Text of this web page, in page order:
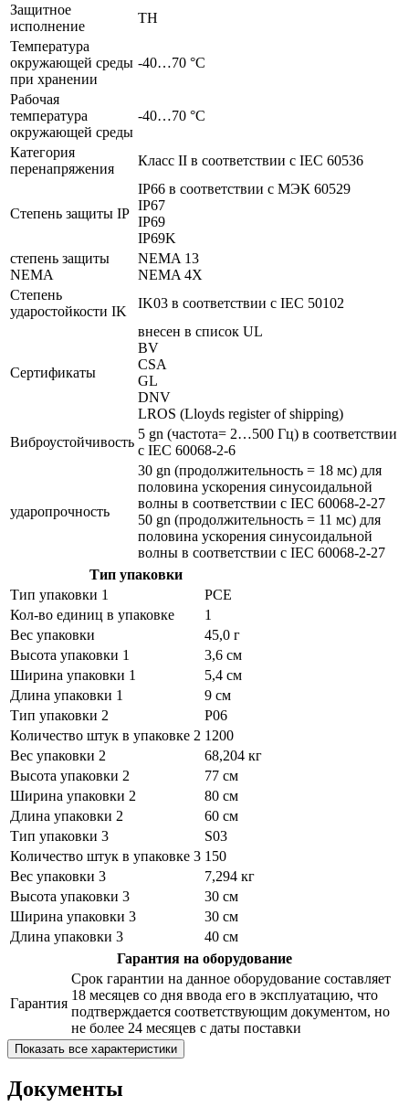
Защитное
исполнение
TH
Температура
окружающей среды
при хранении
-40…70 °C
Рабочая
температура
окружающей среды
-40…70 °C
Категория
перенапряжения
Класс II в соответствии с IEC 60536
Степень защиты IP
IP66 в соответствии с МЭК 60529
IP67
IP69
IP69K
степень защиты
NEMA
NEMA 13
NEMA 4X
Степень
ударостойкости IK
IK03 в соответствии с IEC 50102
Сертификаты
внесен в список UL
BV
CSA
GL
DNV
LROS (Lloyds register of shipping)
Виброустойчивость
5 gn (частота= 2…500 Гц) в соответствии
с IEC 60068-2-6
ударопрочность
30 gn (продолжительность = 18 мс) для
половина ускорения синусоидальной
волны в соответствии с IEC 60068-2-27
50 gn (продолжительность = 11 мс) для
половина ускорения синусоидальной
волны в соответствии с IEC 60068-2-27
Тип упаковки
Тип упаковки 1
PCE
Кол-во единиц в упаковке
1
Вес упаковки
45,0 г
Высота упаковки 1
3,6 см
Ширина упаковки 1
5,4 см
Длина упаковки 1
9 см
Тип упаковки 2
P06
Количество штук в упаковке 2 1200
Вес упаковки 2
68,204 кг
Высота упаковки 2
77 см
Ширина упаковки 2
80 см
Длина упаковки 2
60 см
Тип упаковки 3
S03
Количество штук в упаковке 3 150
Вес упаковки 3
7,294 кг
Высота упаковки 3
30 см
Ширина упаковки 3
30 см
Длина упаковки 3
40 см
Гарантия на оборудование
Гарантия
Срок гарантии на данное оборудование составляет
18 месяцев со дня ввода его в эксплуатацию, что
подтверждается соответствующим документом, но
не более 24 месяцев с даты поставки
Показать все характеристики
Документы